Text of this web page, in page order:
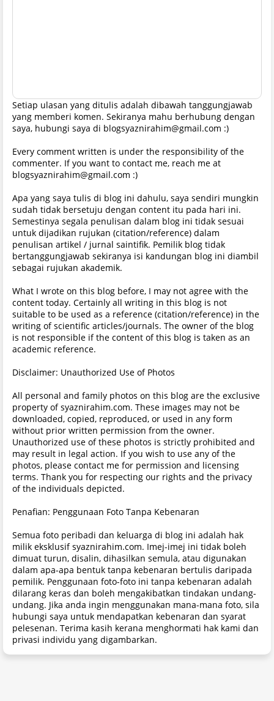
Setiap ulasan yang ditulis adalah dibawah tanggungjawab
yang memberi komen. Sekiranya mahu berhubung dengan
saya, hubungi saya di blogsyaznirahim@gmail.com :)
Every comment written is under the responsibility of the
commenter. If you want to contact me, reach me at
blogsyaznirahim@gmail.com :)
Apa yang saya tulis di blog ini dahulu, saya sendiri mungkin
sudah tidak bersetuju dengan content itu pada hari ini.
Semestinya segala penulisan dalam blog ini tidak sesuai
untuk dijadikan rujukan (citation/reference) dalam
penulisan artikel / jurnal saintifik. Pemilik blog tidak
bertanggungjawab sekiranya isi kandungan blog ini diambil
sebagai rujukan akademik.
What I wrote on this blog before, I may not agree with the
content today. Certainly all writing in this blog is not
suitable to be used as a reference (citation/reference) in the
writing of scientific articles/journals. The owner of the blog
is not responsible if the content of this blog is taken as an
academic reference.
Disclaimer: Unauthorized Use of Photos
All personal and family photos on this blog are the exclusive
property of syaznirahim.com. These images may not be
downloaded, copied, reproduced, or used in any form
without prior written permission from the owner.
Unauthorized use of these photos is strictly prohibited and
may result in legal action. If you wish to use any of the
photos, please contact me for permission and licensing
terms. Thank you for respecting our rights and the privacy
of the individuals depicted.
Penafian: Penggunaan Foto Tanpa Kebenaran
Semua foto peribadi dan keluarga di blog ini adalah hak
milik eksklusif syaznirahim.com. Imej-imej ini tidak boleh
dimuat turun, disalin, dihasilkan semula, atau digunakan
dalam apa-apa bentuk tanpa kebenaran bertulis daripada
pemilik. Penggunaan foto-foto ini tanpa kebenaran adalah
dilarang keras dan boleh mengakibatkan tindakan undang-
undang. Jika anda ingin menggunakan mana-mana foto, sila
hubungi saya untuk mendapatkan kebenaran dan syarat
pelesenan. Terima kasih kerana menghormati hak kami dan
privasi individu yang digambarkan.